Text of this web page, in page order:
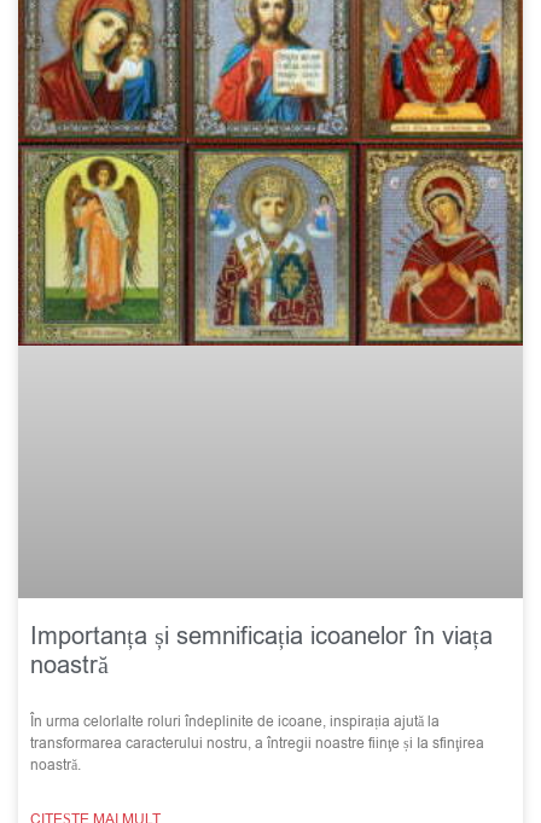
Importanța și semnificația icoanelor în viața
noastră
În urma celorlalte roluri îndeplinite de icoane, inspirația ajută la
transformarea caracterului nostru, a întregii noastre fiinţe și Ia sfinţirea
noastră.